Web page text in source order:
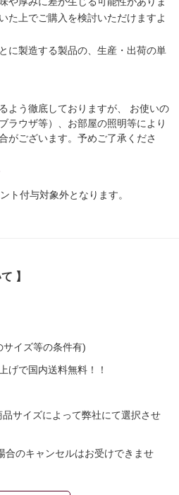
た上でご購入を検討いただけますよ
に製造する製品の、生産・出荷の単
よう徹底しておりますが、 お使いの
ラウザ等）、お部屋の照明等により
がございます。予めご了承くださ
ト付与対象外となります。
】
イズ等の条件有)
げで国内送料無料！！
サイズによって弊社にて選択させ
のキャンセルはお受けできませ